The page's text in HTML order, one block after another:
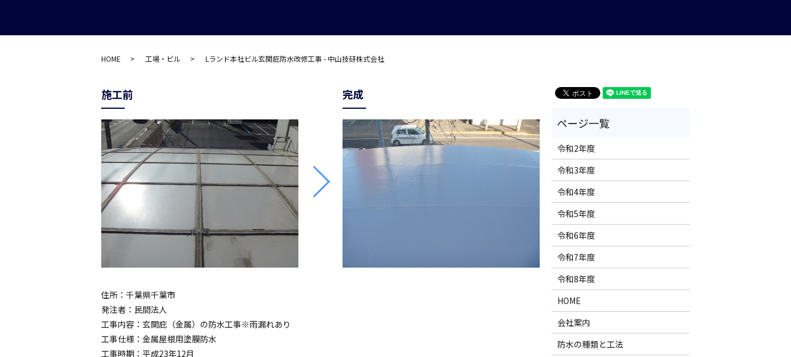
HOME 工場・ビル Lランド本社ビル玄関庇防水改修工事 - 中山技研株式会社
施工前 完成
住所：千葉県千葉市
発注者：民間法人
工事内容：玄関庇（金属）の防水工事※雨漏れあり
工事仕様：金属屋根用塗膜防水
工事時期：平成23年12月
令和2年度
令和3年度
令和4年度
令和5年度
令和6年度
令和7年度
令和8年度
HOME
会社案内
防水の種類と工法